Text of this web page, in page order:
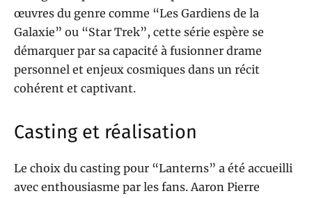
œuvres du genre comme “Les Gardiens de la
Galaxie” ou “Star Trek”, cette série espère se
démarquer par sa capacité à fusionner drame
personnel et enjeux cosmiques dans un récit
cohérent et captivant.
Casting et réalisation
Le choix du casting pour “Lanterns” a été accueilli
avec enthousiasme par les fans. Aaron Pierre